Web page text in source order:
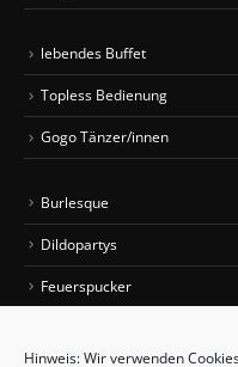
Hinweis: Wir verwenden
lebendes Buffet
Topless Bedienung
Gogo Tänzer/innen
Burlesque
Dildopartys
Feuerspucker
Sexy Car Wash